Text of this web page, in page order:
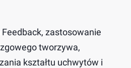
zastosowanie
tworzywa,
kształtu uchwytów i